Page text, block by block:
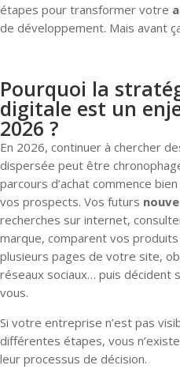
étapes pour transformer votre
de développement. Mais avant
Pourquoi la
digitale est un
2026 ?
En 2026, continuer à chercher
dispersée peut être
parcours d’achat commence
vos prospects. Vos futurs
recherches sur internet,
marque, comparent vos
plusieurs pages de votre site,
réseaux sociaux… puis décident
vous.
Si votre entreprise n’est pas
différentes étapes, vous
leur processus de décision.